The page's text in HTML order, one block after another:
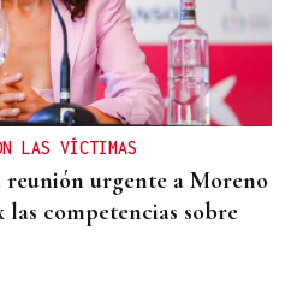
LAS VÍCTIMAS
urgente a Moreno
competencias sobre